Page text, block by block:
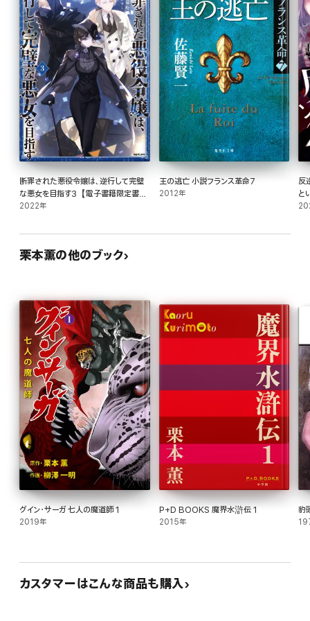
断罪された悪役令嬢は、逆行して完璧
な悪女を目指す3【電子書籍限定書き
下ろしSS付き】
2022年
王の逃亡 小説フランス革命7
2012年
反
と
た
栗本薫の他のブック
グイン・サーガ 七人の魔道師 1
2019年
P+D BOOKS 魔界水滸伝 1
2015年
豹
カスタマーはこんな商品も購入